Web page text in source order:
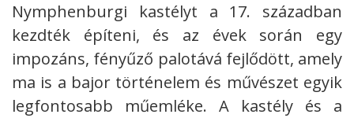
Nymphenburgi kastélyt a 17. században
kezdték építeni, és az évek során egy
impozáns, fényűző palotává fejlődött, amely
ma is a bajor történelem és művészet egyik
legfontosabb műemléke. A kastély és a